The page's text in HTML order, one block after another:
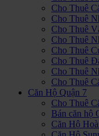
Cho Thuê
Cho Thuê
Cho Thuê
Cho Thuê
Cho Thuê
Cho Thuê
Cho Thuê
Cho Thuê
Căn Hộ Quận 7
Cho Thuê
Bán căn hộ
Căn Hộ